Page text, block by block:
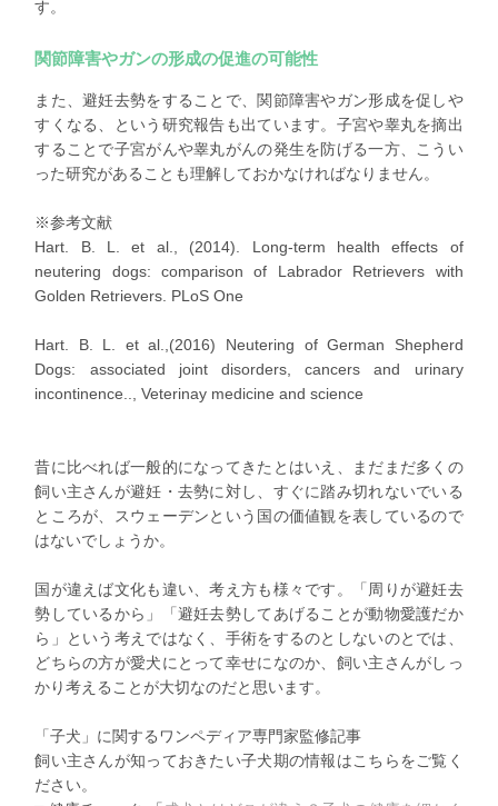
す。
関節障害やガンの形成の促進の可能性
また、避妊去勢をすることで、関節障害やガン形成を促しや
すくなる、という研究報告も出ています。子宮や睾丸を摘出
することで子宮がんや睾丸がんの発生を防げる一方、こうい
った研究があることも理解しておかなければなりません。
※参考文献
Hart. B. L. et al., (2014). Long-term health effects of
neutering dogs: comparison of Labrador Retrievers with
Golden Retrievers. PLoS One
Hart. B. L. et al.,(2016) Neutering of German Shepherd
Dogs: associated joint disorders, cancers and urinary
incontinence.., Veterinay medicine and science
昔に比べれば一般的になってきたとはいえ、まだまだ多くの
飼い主さんが避妊・去勢に対し、すぐに踏み切れないでいる
ところが、スウェーデンという国の価値観を表しているので
はないでしょうか。
国が違えば文化も違い、考え方も様々です。「周りが避妊去
勢しているから」「避妊去勢してあげることが動物愛護だか
ら」という考えではなく、手術をするのとしないのとでは、
どちらの方が愛犬にとって幸せになのか、飼い主さんがしっ
かり考えることが大切なのだと思います。
「子犬」に関するワンペディア専門家監修記事
飼い主さんが知っておきたい子犬期の情報はこちらをご覧く
ださい。